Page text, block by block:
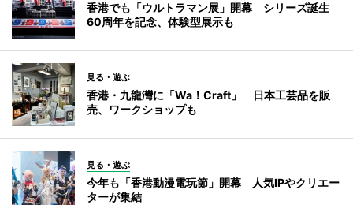
香港でも「ウルトラマン展」開幕 シリーズ誕生
60周年を記念、体験型展示も
見る・遊ぶ
香港・九龍灣に「Wa！Craft」 日本工芸品を販
売、ワークショップも
見る・遊ぶ
今年も「香港動漫電玩節」開幕 人気IPやクリエー
ターが集結